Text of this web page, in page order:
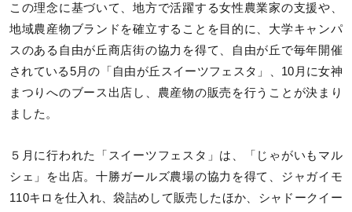
この理念に基づいて、地方で活躍する女性農業家の支援や、
地域農産物ブランドを確立することを目的に、大学キャンパ
スのある自由が丘商店街の協力を得て、自由が丘で毎年開催
されている5月の「自由が丘スイーツフェスタ」、10月に女神
まつりへのブース出店し、農産物の販売を行うことが決まり
ました。
５月に行われた「スイーツフェスタ」は、「じゃがいもマル
シェ」を出店。十勝ガールズ農場の協力を得て、ジャガイモ
110キロを仕入れ、袋詰めして販売したほか、シャドークイー